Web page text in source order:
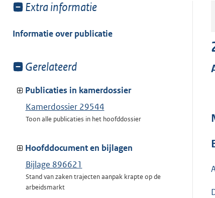
Toon
van:
Extra informatie
Informatie over publicatie
Toon
van:
Gerelateerd
Publicaties in kamerdossier
Kamerdossier 29544
Toon alle publicaties in het hoofddossier
Hoofddocument en bijlagen
Bijlage 896621
Stand van zaken trajecten aanpak krapte op de
arbeidsmarkt